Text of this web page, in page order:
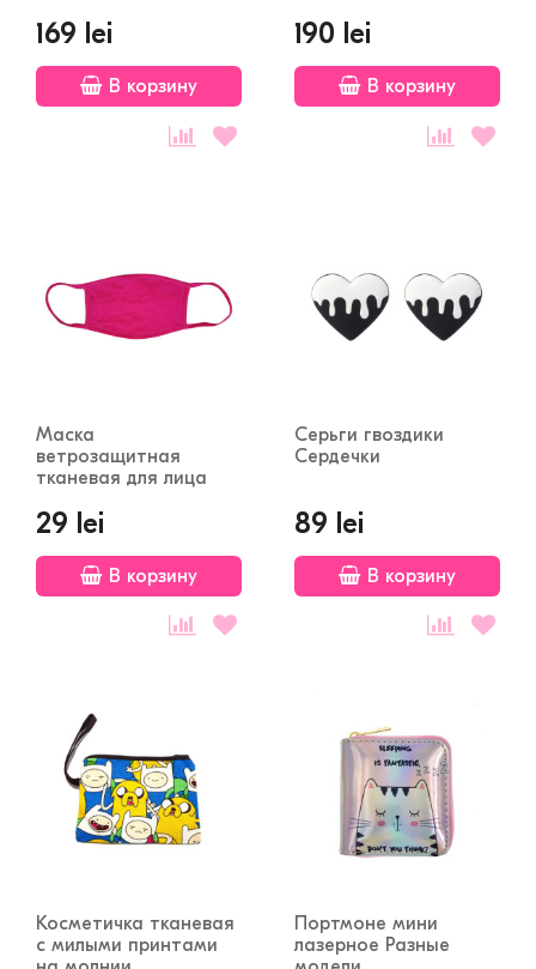
169 lei
В корзину
190 lei
В корзину
Маска
ветрозащитная
тканевая для лица
29 lei
В корзину
Серьги гвоздики
Сердечки
89 lei
В корзину
Косметичка тканевая
с милыми принтами
Портмоне мини
лазерное Разные